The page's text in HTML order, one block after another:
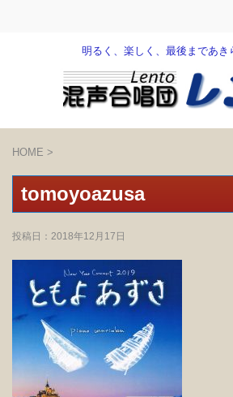
明るく、楽しく、最後まであき
HOME >
tomoyoazusa
投稿日： 2018年12月17日